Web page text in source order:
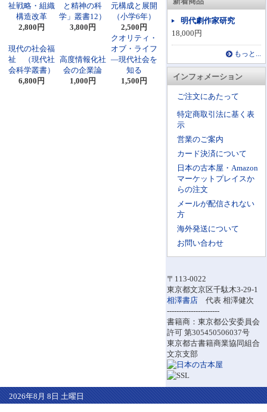
明代劇作家研究
18,000円
もっと...
インフォメーション
ご注文にあたって
特定商取引法に基く表
示
営業のご案内
カード決済について
日本の古本屋・Amazon
マーケットプレイスか
らの注文
メールが配信されない
方
海外発送について
お問い合わせ
〒113-0022
東京都文京区千駄木3-29-1
相澤書店 代表 相澤健次
----------------------
書籍商：東京都公安委員会
許可 第305450506037号
東京都古書籍商業協同組合
文京支部
祉戦略・組織
構造改革
2,800円
と精神の科
学」叢書12）
3,800円
元構成と展開
（小学6年）
2,500円
現代の社会福
祉 （現代社
会科学叢書）
6,800円
高度情報化社
会の企業論
1,000円
クオリティ・
オブ・ライフ
―現代社会を
知る
1,500円
2026年8月 8日 土曜日